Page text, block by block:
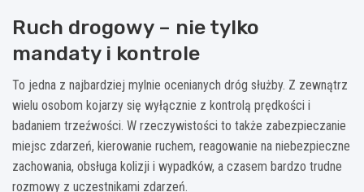
Ruch drogowy – nie tylko
mandaty i kontrole
To jedna z najbardziej mylnie ocenianych dróg służby. Z zewnątrz
wielu osobom kojarzy się wyłącznie z kontrolą prędkości i
badaniem trzeźwości. W rzeczywistości to także zabezpieczanie
miejsc zdarzeń, kierowanie ruchem, reagowanie na niebezpieczne
zachowania, obsługa kolizji i wypadków, a czasem bardzo trudne
rozmowy z uczestnikami zdarzeń.